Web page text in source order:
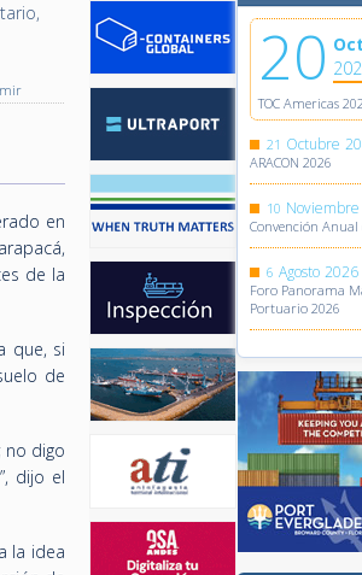
en
de la
que, si
de
no digo
dijo el
la idea
20
TOC Americas
21 Octubre
ARACON 2026
10 Noviembre
Convención Anual
6 Agosto 2026
Foro Panorama
Portuario 2026